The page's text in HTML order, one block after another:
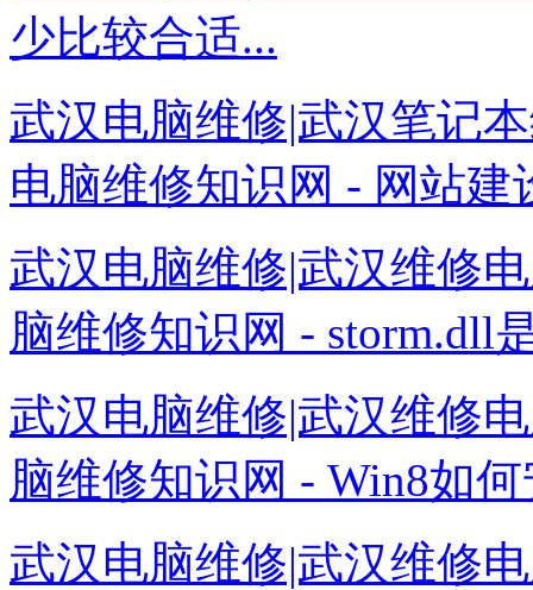
少比较合适...
武汉电脑维修|武汉笔记
电脑维修知识网 - 网站建
武汉电脑维修|武汉维修
脑维修知识网 - storm.dll
武汉电脑维修|武汉维修
脑维修知识网 - Win8如
武汉电脑维修|武汉维修